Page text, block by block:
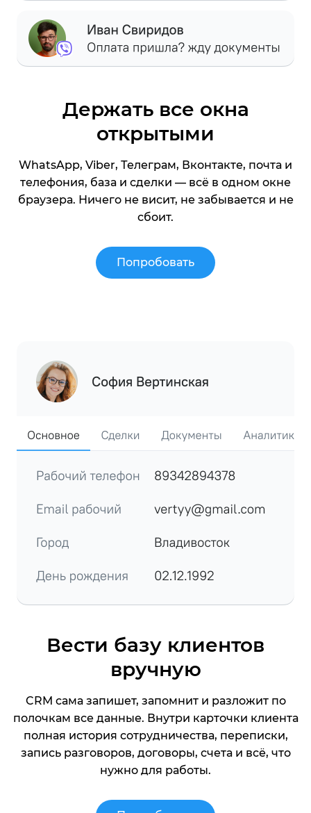
Держать все окна
открытыми
WhatsApp, Viber, Телеграм, Вконтакте, почта и
телефония, база и сделки — всё в одном окне
браузера. Ничего не висит, не забывается и не
сбоит.
Попробовать
Вести базу клиентов
вручную
CRM сама запишет, запомнит и разложит по
полочкам все данные. Внутри карточки клиента
полная история сотрудничества, переписки,
запись разговоров, договоры, счета и всё, что
нужно для работы.